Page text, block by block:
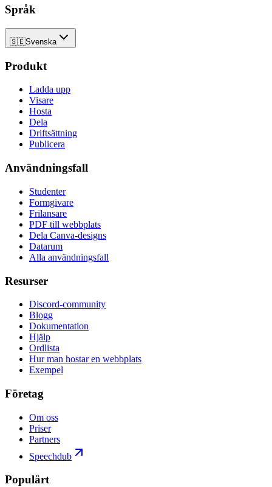
Språk
🇸🇪Svenska
Produkt
Ladda upp
Visare
Hosta
Dela
Driftsättning
Publicera
Användningsfall
Studenter
Formgivare
Frilansare
PDF till webbplats
Dela Canva-designs
Datarum
Alla användningsfall
Resurser
Discord-community
Blogg
Dokumentation
Hjälp
Ordlista
Hur man hostar en webbplats
Exempel
Företag
Om oss
Priser
Partners
Speechdub
Populärt